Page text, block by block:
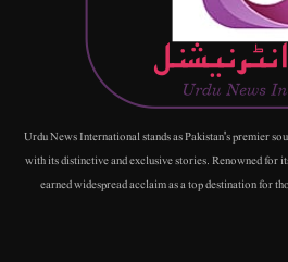
"Urdu News International stands as Pakistan's premier
with its distinctive and exclusive stories. Renowned for
earned widespread acclaim as a top destination for